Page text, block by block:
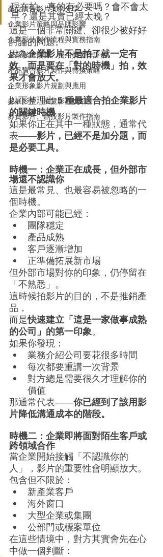
產品廣告影片案例分享
企業影片策略與品牌影響
企業影片製作流程與實務指南
企業影片預算、費用與製作評估
產品廣告影片製作與轉換策略
企業形象影片規劃與應用
參展影片、展覽影片規劃
募資影片、創投影片製作指南
現在拍，真的有必要嗎？會不會太
早？還是其實已經太晚？
這是一個非常關鍵、卻很少被好好
討論的問題。
因為企業影片不是拍了就一定有
效，而是要在「對的時機」拍，效
果才會放大。
以下整理出 5 種最適合拍企業影片
的關鍵時機，
如果你正在其中一種狀態，通常代
表——影片，已經不是加分題，而
是必要工具。
時機一：企業正在成長，但外部市
場還不認識你
這是最常見、也最容易被忽略的一
個時機。
企業內部可能已經：
團隊穩定
產品成熟
客戶逐漸增加
正準備拓展新市場
但外部市場對你的印象，仍停留在
「不熟悉」。
這時候拍影片的目的，不是推銷產
品，
而是快速建立「這是一家做事成熟
的公司」的第一印象。
如果你發現：
業務介紹公司要花很多時間
每次都要重講一次背景
對方總是需要很久才理解你的
價值
那通常代表——你已經到了該用影
片降低溝通成本的階段。
時機二：企業即將面對陌生客戶或
跨領域合作
當企業開始接觸「不認識你的
人」，影片的重要性會明顯放大。
包含但不限於：
新產業客戶
海外窗口
大型企業或集團
公部門或標案單位
在這些情境中，對方其實會先在心
中做一個判斷：